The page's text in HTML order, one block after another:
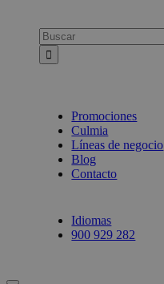
Busca:
Promociones
Culmia
Líneas de negocio
Blog
Contacto
Idiomas
900 929 282